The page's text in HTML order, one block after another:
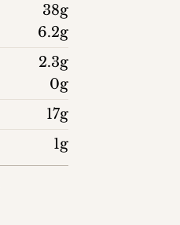
38g
6.2g
2.3g
0g
17g
1g